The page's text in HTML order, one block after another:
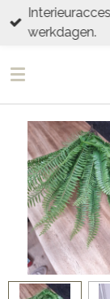
Ga
direct
de
werkdagen.